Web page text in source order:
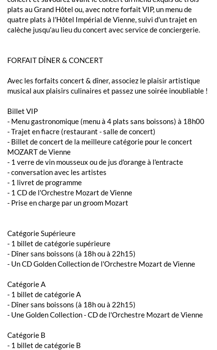
plats au Grand Hôtel ou, avec notre forfait VIP, un menu de
quatre plats à l'Hôtel Impérial de Vienne, suivi d'un trajet en
calèche jusqu'au lieu du concert avec service de conciergerie.
FORFAIT DÎNER & CONCERT
Avec les forfaits concert & dîner, associez le plaisir artistique
musical aux plaisirs culinaires et passez une soirée inoubliable !
Billet VIP
- Menu gastronomique (menu à 4 plats sans boissons) à 18h00
- Trajet en fiacre (restaurant - salle de concert)
- Billet de concert de la meilleure catégorie pour le concert
MOZART de Vienne
- 1 verre de vin mousseux ou de jus d'orange à l'entracte
- conversation avec les artistes
- 1 livret de programme
- 1 CD de l'Orchestre Mozart de Vienne
- Prise en charge par un groom Mozart
Catégorie Supérieure
- 1 billet de catégorie supérieure
- Dîner sans boissons (à 18h ou à 22h15)
- Un CD Golden Collection de l'Orchestre Mozart de Vienne
Catégorie A
- 1 billet de catégorie A
- Dîner sans boissons (à 18h ou à 22h15)
- Une Golden Collection - CD de l'Orchestre Mozart de Vienne
Catégorie B
- 1 billet de catégorie B